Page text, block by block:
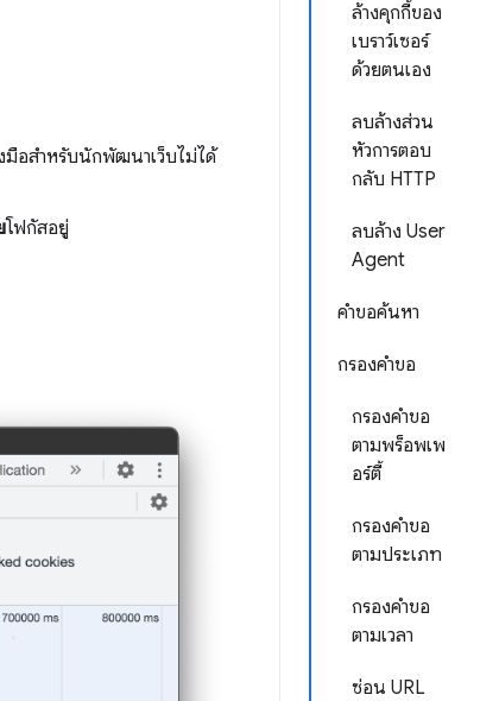
ล้างคุกกี้ของ
เบราว์เซอร์
ด้วยตนเอง
ลบล้างส่วน
หัวการตอบ
กลับ HTTP
ลบล้าง User
Agent
คำขอค้นหา
กรองคำขอ
กรองคำขอ
ตามพร็อพเพ
อร์ตี้
กรองคำขอ
ตามประเภท
กรองคำขอ
ตามเวลา
ซ่อน URL
มือสำหรับนักพัฒนาเว็บไม่ได้
โฟกัสอยู่